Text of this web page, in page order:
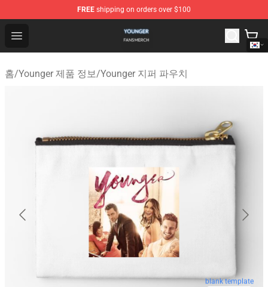
FREE shipping on orders over $100
Open menu
Younger Shop - Official Younger Merchandise Store
홈/Younger 제품 정보/Younger 지퍼 파우치
blank template